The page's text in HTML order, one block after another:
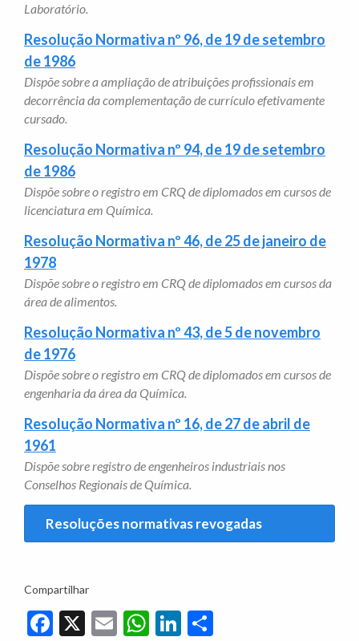
Laboratório.
Resolução Normativa nº 96, de 19 de setembro
de 1986
Dispõe sobre a ampliação de atribuições profissionais em
decorrência da complementação de currículo efetivamente
cursado.
Resolução Normativa nº 94, de 19 de setembro
de 1986
Dispõe sobre o registro em CRQ de diplomados em cursos de
licenciatura em Química.
Resolução Normativa nº 46, de 25 de janeiro de
1978
Dispõe sobre o registro em CRQ de diplomados em cursos da
área de alimentos.
Resolução Normativa nº 43, de 5 de novembro
de 1976
Dispõe sobre o registro em CRQ de diplomados em cursos de
engenharia da área da Química.
Resolução Normativa nº 16, de 27 de abril de
1961
Dispõe sobre registro de engenheiros industriais nos
Conselhos Regionais de Química.
Resoluções normativas revogadas
Compartilhar
Facebook
X EmailWhatsApp
LinkedIn